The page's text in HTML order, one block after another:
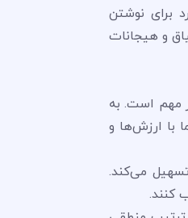
برای نوشتن
و هیجانات
مهم است. به
با ارزش‌ها و
می‌کند.
کنند.